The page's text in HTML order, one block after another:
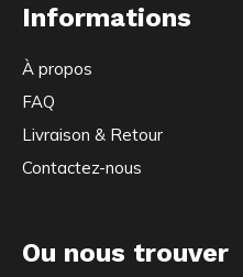
Informations
À propos
FAQ
Livraison & Retour
Contactez-nous
Ou nous trouver